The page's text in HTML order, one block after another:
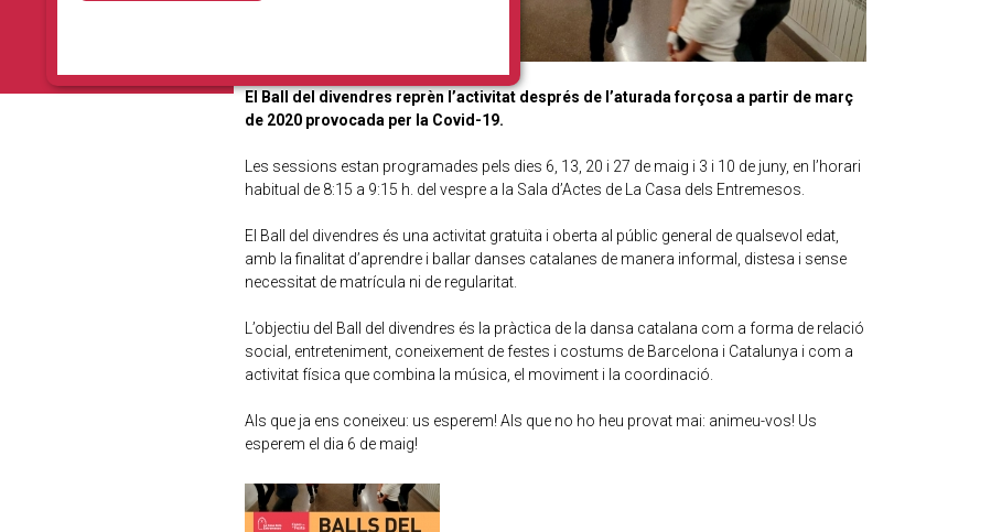
El Ball del divendres reprèn l’activitat després de l’aturada forçosa a partir de març
de 2020 provocada per la Covid-19.
Les sessions estan programades pels dies 6, 13, 20 i 27 de maig i 3 i 10 de juny, en l’horari
habitual de 8:15 a 9:15 h. del vespre a la Sala d’Actes de La Casa dels Entremesos.
El Ball del divendres és una activitat gratuïta i oberta al públic general de qualsevol edat,
amb la finalitat d’aprendre i ballar danses catalanes de manera informal, distesa i sense
necessitat de matrícula ni de regularitat.
L’objectiu del Ball del divendres és la pràctica de la dansa catalana com a forma de relació
social, entreteniment, coneixement de festes i costums de Barcelona i Catalunya i com a
activitat física que combina la música, el moviment i la coordinació.
Als que ja ens coneixeu: us esperem! Als que no ho heu provat mai: animeu-vos! Us
esperem el dia 6 de maig!